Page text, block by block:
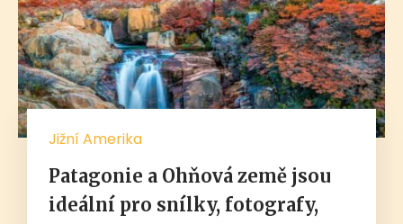
Jižní Amerika
Patagonie a Ohňová země jsou
ideální pro snílky, fotografy,